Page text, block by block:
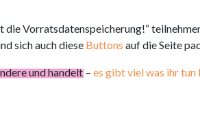
Vorratsdatenspeicherung!“
sich auch diese Buttons auf die Seite
und handelt – es gibt viel was ihr tun